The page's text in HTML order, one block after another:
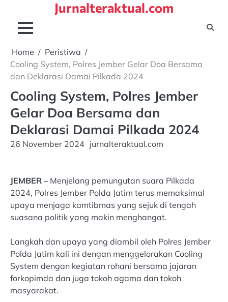
content
Jurnalteraktual.com
Home
Peristiwa
Cooling System, Polres Jember Gelar Doa Bersama
dan Deklarasi Damai Pilkada 2024
Cooling System, Polres Jember
Gelar Doa Bersama dan
Deklarasi Damai Pilkada 2024
26 November 2024 jurnalteraktual.com
JEMBER –Menjelang pemungutan suara Pilkada
2024, Polres Jember Polda Jatim terus memaksimal
upaya menjaga kamtibmas yang sejuk di tengah
suasana politik yang makin menghangat.
Langkah dan upaya yang diambil oleh Polres Jember
Polda Jatim kali ini dengan menggelorakan Cooling
System dengan kegiatan rohani bersama jajaran
forkopimda dan juga tokoh agama dan tokoh
masyarakat.